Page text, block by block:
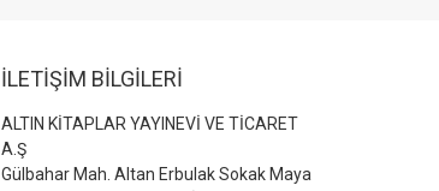
İLETİŞİM BİLGİLERİ
ALTIN KİTAPLAR YAYINEVİ VE TİCARET
A.Ş
Gülbahar Mah. Altan Erbulak Sokak Maya